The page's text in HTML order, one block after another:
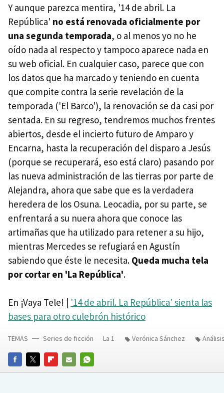
Y aunque parezca mentira, '14 de abril. La
República' no está renovada oficialmente por
una segunda temporada, o al menos yo no he
oído nada al respecto y tampoco aparece nada en
su web oficial. En cualquier caso, parece que con
los datos que ha marcado y teniendo en cuenta
que compite contra la serie revelación de la
temporada ('El Barco'), la renovación se da casi por
sentada. En su regreso, tendremos muchos frentes
abiertos, desde el incierto futuro de Amparo y
Encarna, hasta la recuperación del disparo a Jesús
(porque se recuperará, eso está claro) pasando por
las nueva administración de las tierras por parte de
Alejandra, ahora que sabe que es la verdadera
heredera de los Osuna. Leocadia, por su parte, se
enfrentará a su nuera ahora que conoce las
artimañas que ha utilizado para retener a su hijo,
mientras Mercedes se refugiará en Agustín
sabiendo que éste le necesita. Queda mucha tela
por cortar en 'La República'.
En ¡Vaya Tele! | '14 de abril. La República' sienta las
bases para otro culebrón histórico
FACEBOOKTWITTERFLIPBOARD
E-
WHATSAPP
TEMAS Series de ficción La 1 Verónica Sánchez